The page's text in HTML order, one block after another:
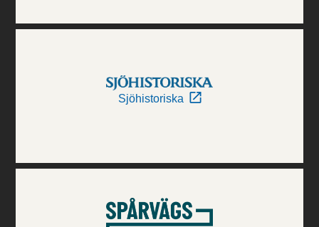
Sjöhistoriska